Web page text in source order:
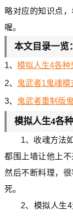
略对应的知识点
喔。
本文目录一览：
1、 模拟人生4各种
2、 鬼武者1鬼魂
3、 鬼武者重制版
模拟人生4各
1、收魂方法
都围上墙让他上
然后不断料理，
死。
2、模拟人生